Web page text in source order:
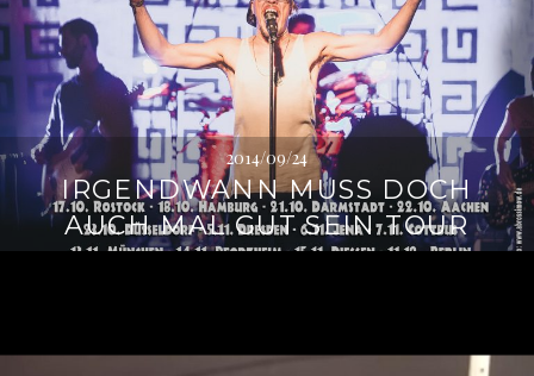
2014/09/24
IRGENDWANN MUSS DOCH
AUCH MAL GUT SEIN TOUR